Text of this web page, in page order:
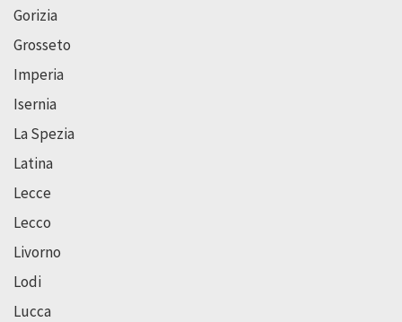
Gorizia
Grosseto
Imperia
Isernia
La Spezia
Latina
Lecce
Lecco
Livorno
Lodi
Lucca